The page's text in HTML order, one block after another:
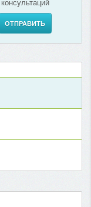
ОТПРАВИТЬ